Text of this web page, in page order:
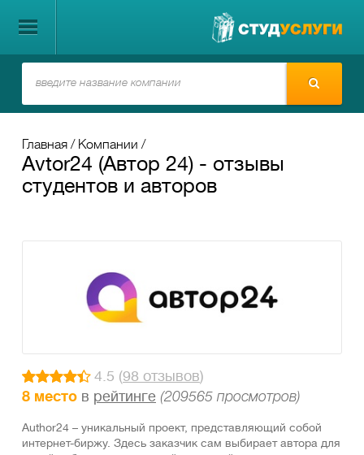
Главная Компании
Avtor24 (Автор 24) - отзывы
студентов и авторов
4.5 (98 отзывов)
8 место в рейтинге (209565 просмотров)
Author24 – уникальный проект, представляющий собой
интернет-биржу. Здесь заказчик сам выбирает автора для